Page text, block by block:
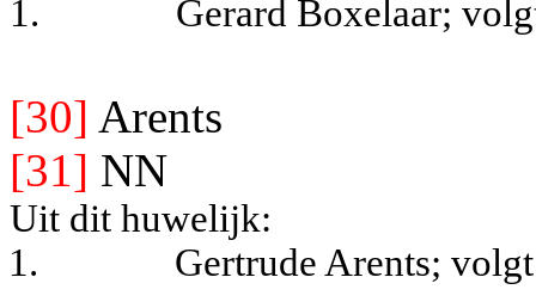
1. Gerard Boxelaar;
[30] Arents
[31] NN
Uit dit huwelijk:
1.
Gertrude Arents; volgt